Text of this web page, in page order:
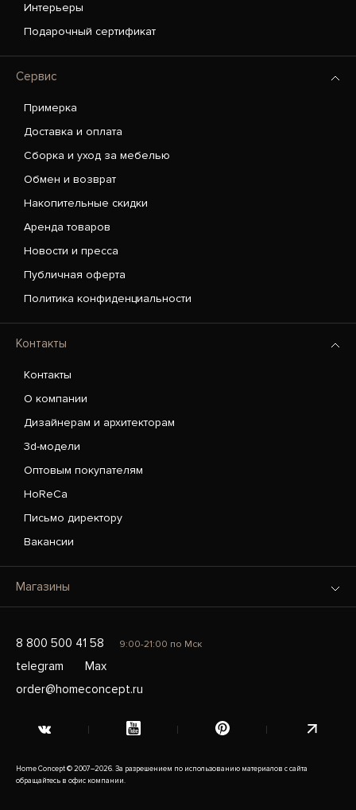
Интерьеры
Подарочный сертификат
Сервис
Примерка
Доставка и оплата
Сборка и уход за мебелью
Обмен и возврат
Накопительные скидки
Аренда товаров
Новости и пресса
Публичная оферта
Политика конфиденциальности
Контакты
Контакты
О компании
Дизайнерам и архитекторам
3d-модели
Оптовым покупателям
HoReCa
Письмо директору
Вакансии
Магазины
8 800 500 41 58 9:00-21:00 по Мск
telegram
Max
order@homeconcept.ru
Home Concept © 2007–2026. За разрешением по использованию материалов с сайта
обращайтесь в офис компании.